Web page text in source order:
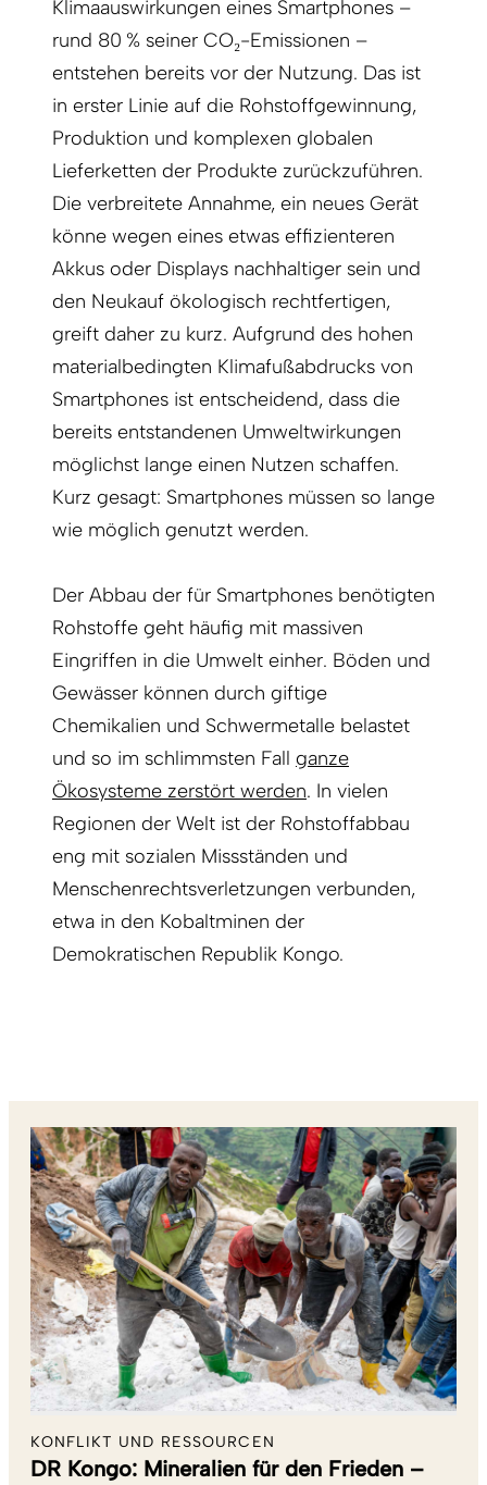
Klimaauswirkungen eines Smartphones –
rund 80 % seiner CO₂-Emissionen –
entstehen bereits vor der Nutzung. Das ist
in erster Linie auf die Rohstoffgewinnung,
Produktion und komplexen globalen
Lieferketten der Produkte zurückzuführen.
Die verbreitete Annahme, ein neues Gerät
könne wegen eines etwas effizienteren
Akkus oder Displays nachhaltiger sein und
den Neukauf ökologisch rechtfertigen,
greift daher zu kurz. Aufgrund des hohen
materialbedingten Klimafußabdrucks von
Smartphones ist entscheidend, dass die
bereits entstandenen Umweltwirkungen
möglichst lange einen Nutzen schaffen.
Kurz gesagt: Smartphones müssen so lange
wie möglich genutzt werden.
Der Abbau der für Smartphones benötigten
Rohstoffe geht häufig mit massiven
Eingriffen in die Umwelt einher. Böden und
Gewässer können durch giftige
Chemikalien und Schwermetalle belastet
und so im schlimmsten Fall ganze
Ökosysteme zerstört werden. In vielen
Regionen der Welt ist der Rohstoffabbau
eng mit sozialen Missständen und
Menschenrechtsverletzungen verbunden,
etwa in den Kobaltminen der
Demokratischen Republik Kongo.
KONFLIKT UND RESSOURCEN
DR Kongo: Mineralien für den Frieden –